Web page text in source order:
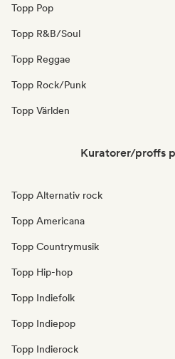
Topp Pop
Topp R&B/Soul
Topp Reggae
Topp Rock/Punk
Topp Världen
Kuratorer/proffs
Topp Alternativ rock
Topp Americana
Topp Countrymusik
Topp Hip-hop
Topp Indiefolk
Topp Indiepop
Topp Indierock